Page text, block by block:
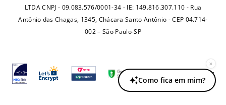
LTDA CNPJ - 09.083.576/0001-34 - IE: 149.816.307.110 - Rua
Antônio das Chagas, 1345, Chácara Santo Antônio - CEP 04.714-
002 – São Paulo-SP
×
Como fica em mim?